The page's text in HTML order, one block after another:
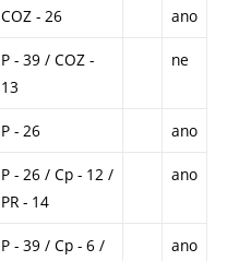
COZ - 26 ano
P - 39 / COZ -
13
ne
P - 26 ano
P - 26 / Cp - 12 /
PR - 14
ano
P - 39 / Cp - 6 /
ano